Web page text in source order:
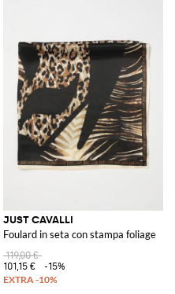
JUST CAVALLI
Foulard in seta con stampa foliage
119,00 €
101,15 €
-15%